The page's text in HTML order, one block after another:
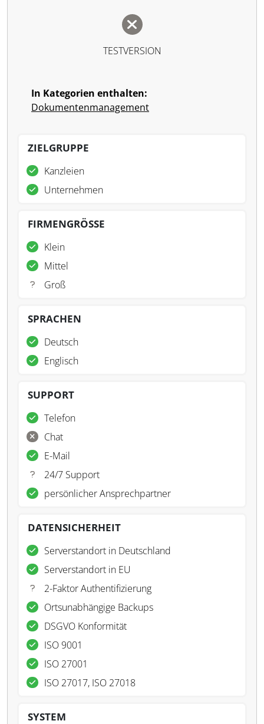
TESTVERSION
In Kategorien enthalten:
Dokumentenmanagement
ZIELGRUPPE
Kanzleien
Unternehmen
FIRMENGRÖSSE
Klein
Mittel
Groß
SPRACHEN
Deutsch
Englisch
SUPPORT
Telefon
Chat
E-Mail
24/7 Support
persönlicher Ansprechpartner
DATENSICHERHEIT
Serverstandort in Deutschland
Serverstandort in EU
2-Faktor Authentifizierung
Ortsunabhängige Backups
DSGVO Konformität
ISO 9001
ISO 27001
ISO 27017, ISO 27018
SYSTEM